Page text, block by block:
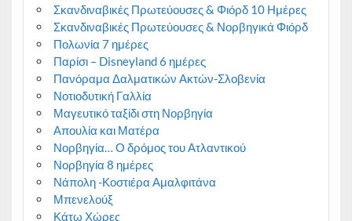
Σκανδιναβικές Πρωτεύουσες & Φιόρδ 10 Ημέρες
Σκανδιναβικές Πρωτεύουσες & Νορβηγικά Φιόρδ
Πολωνία 7 ημέρες
Παρίσι – Disneyland 6 ημέρες
Πανόραμα Δαλματικών Ακτών-Σλοβενία
Νοτιοδυτική Γαλλία
Μαγευτικό ταξίδι στη Νορβηγία
Απουλία και Ματέρα
Νορβηγία… Ο δρόμος του Ατλαντικού
Νορβηγία 8 ημέρες
Νάπολη -Κοστιέρα Αμαλφιτάνα
Μπενελούξ
Κάτω Χώρες